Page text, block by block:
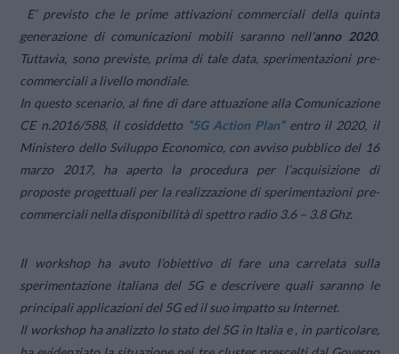
E’ previsto che le prime attivazioni commerciali della quinta
generazione di comunicazioni mobili saranno nell’anno 2020.
Tuttavia, sono previste, prima di tale data, sperimentazioni pre-
commerciali a livello mondiale.
In questo scenario, al fine di dare attuazione alla Comunicazione
CE n.2016/588, il cosiddetto “5G Action Plan” entro il 2020, il
Ministero dello Sviluppo Economico, con avviso pubblico del 16
marzo 2017, ha aperto la procedura per l’acquisizione di
proposte progettuali per la realizzazione di sperimentazioni pre-
commerciali nella disponibilità di spettro radio 3.6 – 3.8 Ghz.
Il workshop ha avuto l’obiettivo di fare una carrelata sulla
sperimentazione italiana del 5G e descrivere quali saranno le
principali applicazioni del 5G ed il suo impatto su Internet.
Il workshop ha analizzto lo stato del 5G in Italia e , in particolare,